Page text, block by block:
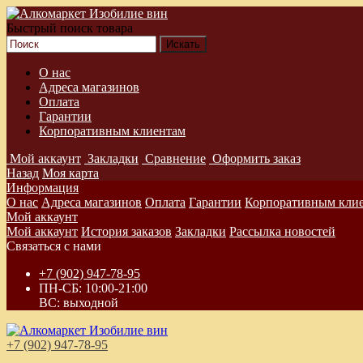
Быстрый поиск товара
О нас
Адреса магазинов
Оплата
Гарантии
Корпоративным клиентам
Мой аккаунт Закладки Сравнение Оформить заказ
Назад Моя карта
Информация
О нас Адреса магазинов Оплата Гарантии Корпоративным
Мой аккаунт
Мой аккаунт История заказов Закладки Рассылка новостей
Связаться с нами
+7 (902) 947-78-95
ПН-СБ: 10:00-21:00
ВС: выходной
+7 (902) 947-78-95